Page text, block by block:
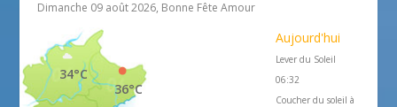
Dimanche 09 août 2026, Bonne Fête Amour
36°C
34°C
Aujourd'hui
Lever du Soleil
06:32
Coucher du soleil à